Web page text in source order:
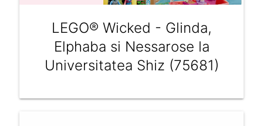
LEGO® Wicked - Glinda,
Elphaba si Nessarose la
Universitatea Shiz (75681)